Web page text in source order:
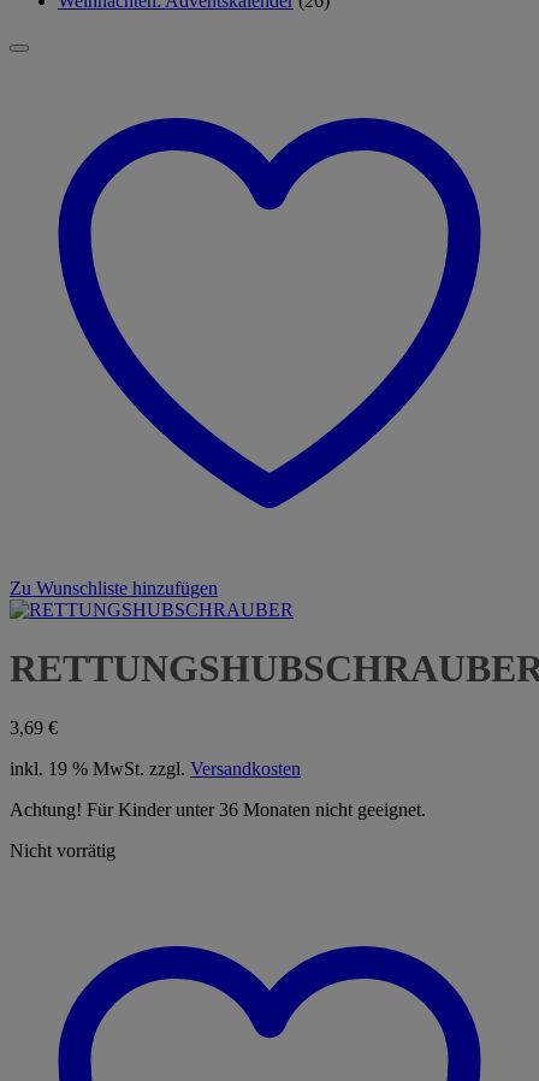
Zu Wunschliste hinzufügen
3,69 €
inkl. 19 % MwSt. zzgl. Versandkosten
Achtung! Für Kinder unter 36 Monaten nicht geeignet.
Nicht vorrätig